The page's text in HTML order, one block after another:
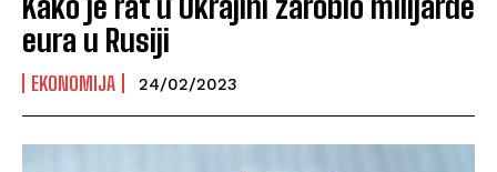
eura u Rusiji
EKONOMIJA 24/02/2023